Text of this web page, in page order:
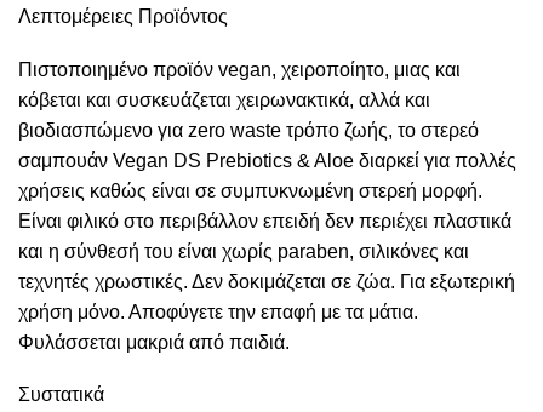
Λεπτομέρειες Προϊόντος
Πιστοποιημένο προϊόν vegan, χειροποίητο, μιας και
κόβεται και συσκευάζεται χειρωνακτικά, αλλά και
βιοδιασπώμενο για zero waste τρόπο ζωής, το στερεό
σαμπουάν Vegan DS Prebiotics & Aloe διαρκεί για πολλές
χρήσεις καθώς είναι σε συμπυκνωμένη στερεή μορφή.
Είναι φιλικό στο περιβάλλον επειδή δεν περιέχει πλαστικά
και η σύνθεσή του είναι χωρίς paraben, σιλικόνες και
τεχνητές χρωστικές. Δεν δοκιμάζεται σε ζώα. Για εξωτερική
χρήση μόνο. Αποφύγετε την επαφή με τα μάτια.
Φυλάσσεται μακριά από παιδιά.
Συστατικά